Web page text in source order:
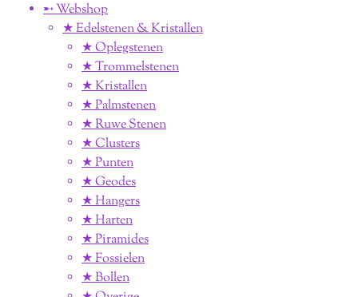
➸ Webshop
★ Edelstenen & Kristallen
★ Oplegstenen
★ Trommelstenen
★ Kristallen
★ Palmstenen
★ Ruwe Stenen
★ Clusters
★ Punten
★ Geodes
★ Hangers
★ Harten
★ Piramides
★ Fossielen
★ Bollen